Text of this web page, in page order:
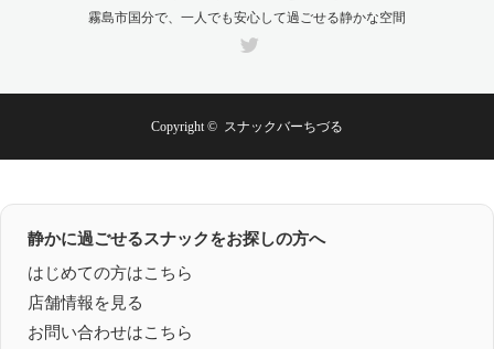
霧島市国分で、一人でも安心して過ごせる静かな空間
Copyright © スナックバーちづる
静かに過ごせるスナックをお探しの方へ
はじめての方はこちら
店舗情報を見る
お問い合わせはこちら